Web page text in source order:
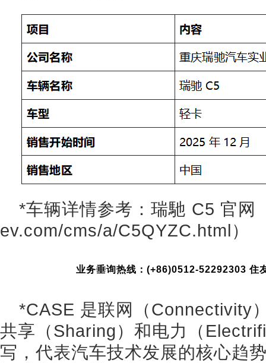
*车辆详情参考：瑞馳 C5 官网
ev.com/cms/a/C5QYZC.html）
业务垂询热线：(+86)0512-52292303 住
*CASE‌ 是联网（Connectivity
共享（Sharing）和电力（
写，代表汽车技术发展的核心趋